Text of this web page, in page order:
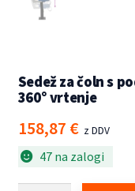
Sedež za čoln s
360° vrtenje
158,87 € z DDV
47 na zalogi